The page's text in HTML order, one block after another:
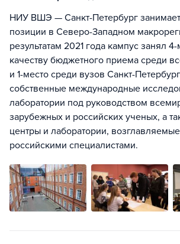
НИУ ВШЭ — Санкт-Петербург
позиции в Северо-Западном
результатам 2021 года кампус занял
качеству бюджетного приема среди
и 1-место среди вузов Санкт-
собственные международные
лаборатории под руководством
зарубежных и российских ученых, а
центры и лаборатории,
российскими специалистами.